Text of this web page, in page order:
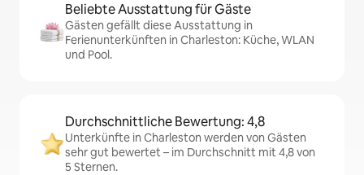
Beliebte Ausstattung für Gäste
Gästen gefällt diese Ausstattung in
Ferienunterkünften in Charleston: Küche, WLAN
und Pool.
Durchschnittliche Bewertung: 4,8
Unterkünfte in Charleston werden von Gästen
sehr gut bewertet – im Durchschnitt mit 4,8 von
5 Sternen.